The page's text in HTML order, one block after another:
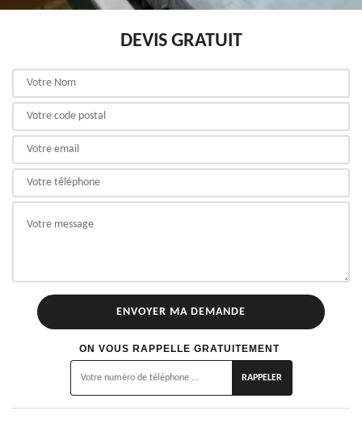
DEVIS GRATUIT
ON VOUS RAPPELLE GRATUITEMENT